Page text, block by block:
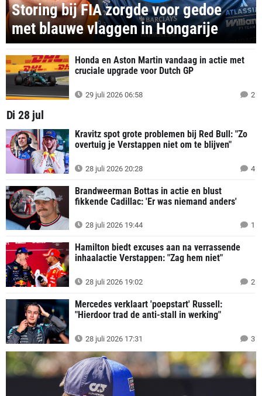
Storing bij FIA zorgde voor gedoe
met blauwe vlaggen in Hongarije
Honda en Aston Martin vandaag in actie met
cruciale upgrade voor Dutch GP
29 juli 2026 06:58 2
Di 28 jul
Kravitz spot grote problemen bij Red Bull: "Zo
overtuig je Verstappen niet om te blijven"
28 juli 2026 20:28 4
Brandweerman Bottas in actie en blust
fikkende Cadillac: 'Er was niemand anders'
28 juli 2026 19:44 1
Hamilton biedt excuses aan na verrassende
inhaalactie Verstappen: "Zag hem niet"
28 juli 2026 19:02 2
Mercedes verklaart 'poepstart' Russell:
"Hierdoor trad de anti-stall in werking"
28 juli 2026 17:31 3